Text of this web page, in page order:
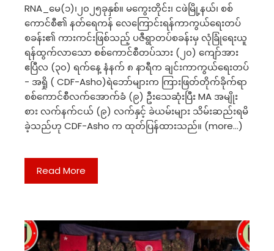
RNA_မေ(၁)၊၂၀၂၅ခုနှစ်။ မကွေးတိုင်း၊ ငဖဲမြို့နယ်၊ စစ်
ကောင်စီ၏ နတ်ရေကန် လေကြောင်းရန်ကာကွယ်ရေးတပ်
စခန်း၏ ကားကင်းဖြစ်သည့် ပဇီရွာတပ်စခန်းမှ လုံခြုံရေးယူ
ရန်ထွက်လာသော စစ်ကောင်စီတပ်သား (၂၀) ကျော်အား
ဧပြီလ (၃၀) ရက်နေ့ နံနက် ၈ နာရီက ချင်းကာကွယ်ရေးတပ်
- အရှို ( CDF-Asho)ရဲဘော်များက ကြားဖြတ်တိုက်ခိုက်ရာ
စစ်ကောင်စီလက်အောက်ခံ (၉) ဦးသေဆုံးပြီး MA အမျိုး
စား လက်နက်ငယ် (၉) လက်နှင့် ခဲယမ်းများ သိမ်းဆည်းရမိ
ခဲ့သည်ဟု CDF-Asho က ထုတ်ပြန်ထားသည်။ (more…)
Read More